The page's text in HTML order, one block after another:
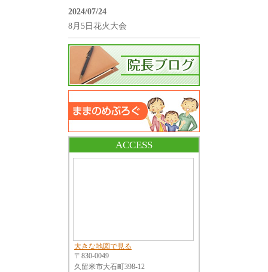
2024/07/24
8月5日花火大会
ACCESS
大きな地図で見る
〒830-0049
久留米市大石町398-12